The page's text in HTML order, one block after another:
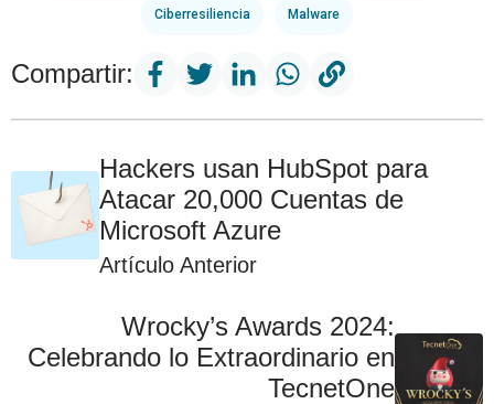
Ciberresiliencia Malware
Compartir:
Hackers usan HubSpot para
Atacar 20,000 Cuentas de
Microsoft Azure
Artículo Anterior
Wrocky’s Awards 2024:
Celebrando lo Extraordinario en
TecnetOne